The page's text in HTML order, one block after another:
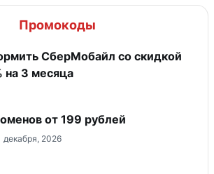
Промокоды
СберМобайл со скидкой
на 3 месяца
от 199 рублей
декабря, 2026